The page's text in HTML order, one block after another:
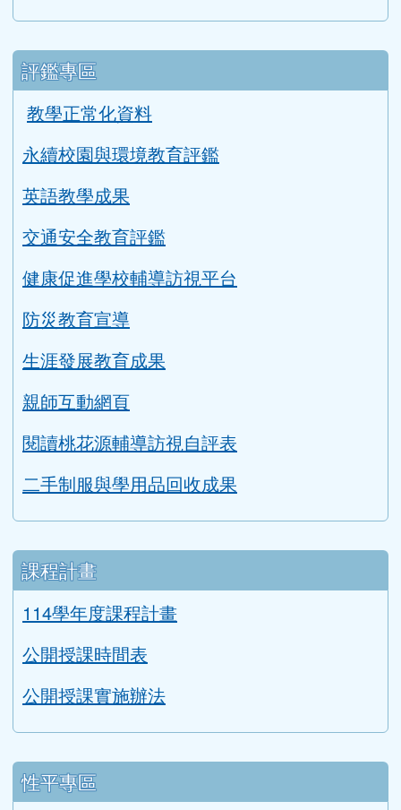
評鑑專區
教學正常化資料
永續校園與環境教育評鑑
英語教學成果
交通安全教育評鑑
健康促進學校輔導訪視平台
防災教育宣導
生涯發展教育成果
親師互動網頁
閱讀桃花源輔導訪視自評表
二手制服與學用品回收成果
課程計畫
114學年度課程計畫
公開授課時間表
公開授課實施辦法
性平專區